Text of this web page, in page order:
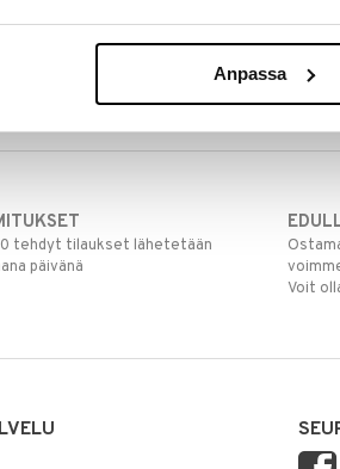
Anpassa
tehdyt tilaukset lähetetään
päivänä
Voit